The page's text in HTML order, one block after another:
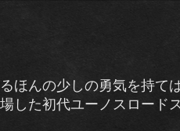
ほんの少しの勇気を持
した初代ユーノスロー